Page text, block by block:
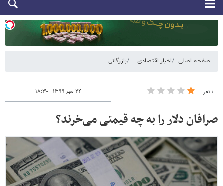
صفحه اصلی اخبار اقتصادی بازرگانی
۱ نفر ۲۴ مهر ۱۳۹۹ - ۱۸:۳۰
صرافان دلار را به چه قیمتی می‌خرند؟